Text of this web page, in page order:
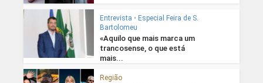
Entrevista • Especial Feira de S.
Bartolomeu
«Aquilo que mais marca um
trancosense, o que está
mais...
Região